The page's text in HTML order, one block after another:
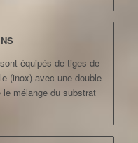
équipés de tiges de
(inox) avec une double
mélange du substrat